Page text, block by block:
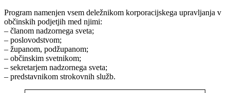
Program namenjen vsem deležnikom korporacijskega upravljanja v
občinskih podjetjih med njimi:
– članom nadzornega sveta;
– poslovodstvom;
– županom, podžupanom;
– občinskim svetnikom;
– sekretarjem nadzornega sveta;
– predstavnikom strokovnih služb.